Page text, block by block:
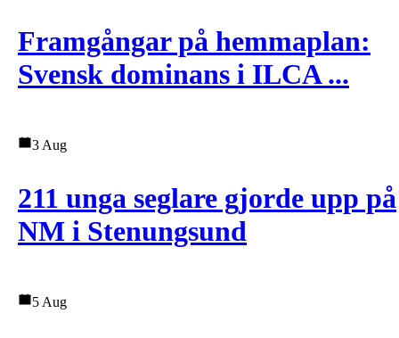
Framgångar på hemmaplan:
Svensk dominans i ILCA ...
3 Aug
211 unga seglare gjorde upp på
NM i Stenungsund
5 Aug